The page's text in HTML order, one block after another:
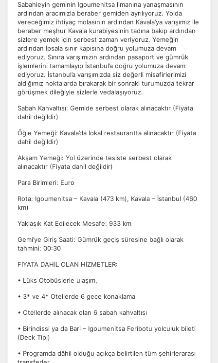
Sabahleyin geminin Igoumenitsa limanına yanaşmasının
ardından aracımızla beraber gemiden ayrılıyoruz. Yolda
vereceğimiz ihtiyaç molasının ardından Kavala’ya varışımız ile
beraber meşhur Kavala kurabiyesinin tadına bakıp ardından
sizlere yemek için serbest zaman veriyoruz. Yemeğin
ardından İpsala sınır kapısına doğru yolumuza devam
ediyoruz. Sınıra varışımızın ardından pasaport ve gümrük
işlemlerini tamamlayıp İstanbul’a doğru yolumuza devam
ediyoruz. İstanbul’a varışımızda siz değerli misafirlerimizi
aldığımız noktalarda bırakarak bir sonraki turumuzda tekrar
görüşmek dileğiyle sizlerle vedalaşıyoruz.
Sabah Kahvaltısı: Gemide serbest olarak alınacaktır (Fiyata
dahil değildir)
Öğle Yemeği: Kavala’da lokal restaurantta alınacaktır (Fiyata
dahil değildir)
Akşam Yemeği: Yol üzerinde tesiste serbest olarak
alınacaktır (Fiyata dahil değildir)
Para Birimleri: Euro
Rota: Igoumenitsa – Kavala (473 km), Kavala – İstanbul (460
km)
Yaklaşık Kat Edilecek Mesafe: 933 km
Gemi’ye Giriş Saati: Gümrük geçiş süresine bağlı olarak
tahmini: 00:30
FİYATA DAHİL OLAN HİZMETLER:
• Lüks Otobüslerle ulaşım,
• 3* ve 4* Otellerde 6 gece konaklama
• Otellerde alınacak olan 6 sabah kahvaltısı
• Birindissi ya da Bari – Igoumenitsa Feribotu yolculuk bileti
(Deck Tipi)
• Programda dâhil olduğu açıkça belirtilen tüm şehirlerarası